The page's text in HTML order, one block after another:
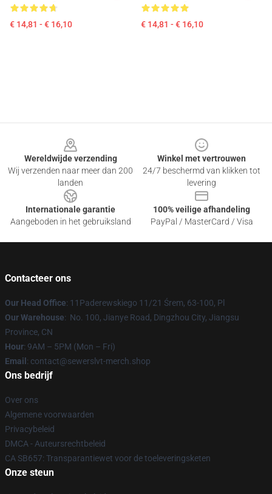
€ 14,81 - € 16,10 € 14,81 - € 16,10
Wereldwijde verzending
Wij verzenden naar meer dan 200
landen
Winkel met vertrouwen
24/7 beschermd van klikken tot
levering
Internationale garantie
Aangeboden in het gebruiksland
100% veilige afhandeling
PayPal / MasterCard / Visa
Contacteer ons
Our Head Office: 11Paderewskiego 11/21 Śrem, 63-100, Pl
Our Warehouse: No. 100, Jianye Road, Dingzhou City, Jiangsu
Province, CN
Hour: 9AM – 5PM (Mon – Fri)
Email : contact@sewerslvt-merch.shop
Ons bedrijf
Over ons
Algemene voorwaarden
Privacybeleid
DMCA - Auteursrechtbeleid
CA SB657: Transparantiewet voor de toeleveringsketen
Onze steun